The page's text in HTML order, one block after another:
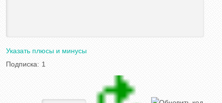
Указать плюсы и минусы
Подписка: 1